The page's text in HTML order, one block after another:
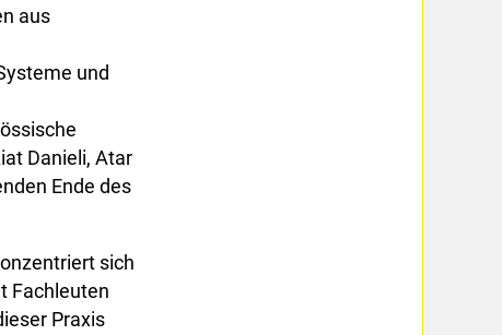
aus
und
Danieli, Atar
Ende des
sich
Fachleuten
Praxis